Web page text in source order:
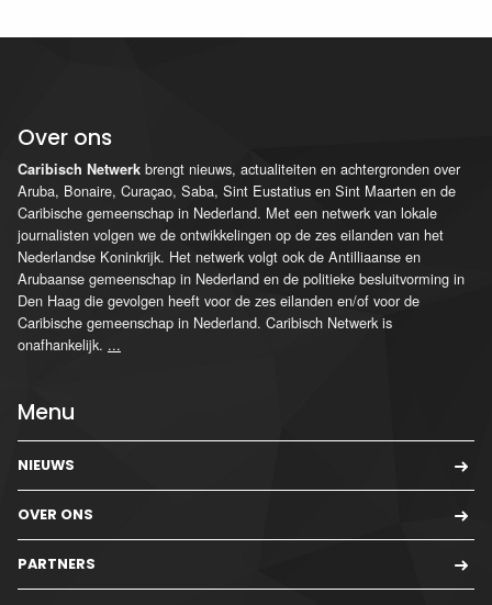
Over ons
Caribisch Netwerk brengt nieuws, actualiteiten en achtergronden over
Aruba, Bonaire, Curaçao, Saba, Sint Eustatius en Sint Maarten en de
Caribische gemeenschap in Nederland. Met een netwerk van lokale
journalisten volgen we de ontwikkelingen op de zes eilanden van het
Nederlandse Koninkrijk. Het netwerk volgt ook de Antilliaanse en
Arubaanse gemeenschap in Nederland en de politieke besluitvorming in
Den Haag die gevolgen heeft voor de zes eilanden en/of voor de
Caribische gemeenschap in Nederland. Caribisch Netwerk is
onafhankelijk. ...
Menu
NIEUWS
OVER ONS
PARTNERS